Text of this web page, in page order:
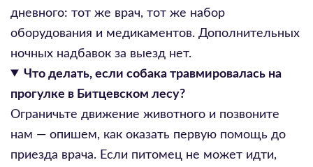
дневного: тот же врач, тот же набор
оборудования и медикаментов. Дополнительных
ночных надбавок за выезд нет.
Что делать, если собака травмировалась на
прогулке в Битцевском лесу?
Ограничьте движение животного и позвоните
нам — опишем, как оказать первую помощь до
приезда врача. Если питомец не может идти,